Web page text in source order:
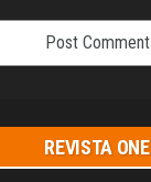
REVISTA ONE